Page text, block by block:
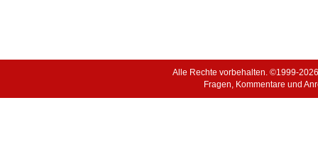
Alle Rechte vorbehalten. ©1999-
Fragen, Kommentare und